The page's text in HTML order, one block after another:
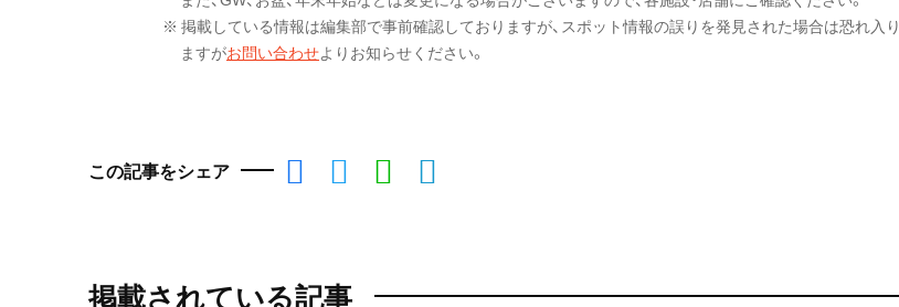
※ 掲載している情報は編集部で事前確認しておりますが、スポット情報の誤りを発見された場合は恐れ入り
ますがお問い合わせよりお知らせください。
この記事をシェア
掲載されている記事